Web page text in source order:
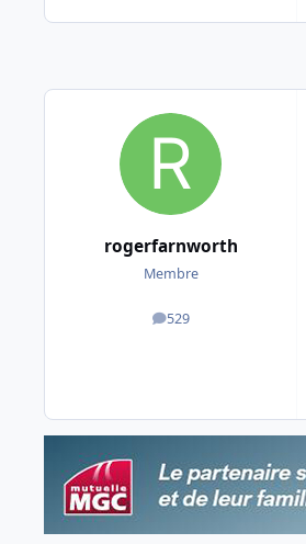
rogerfarnworth
Membre
529
messages